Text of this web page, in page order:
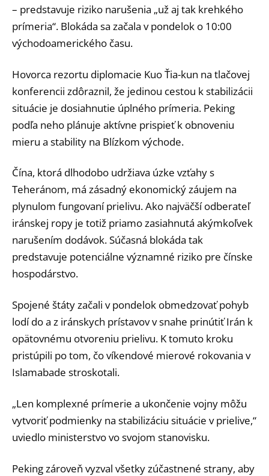
– predstavuje riziko narušenia „už aj tak krehkého
prímeria“. Blokáda sa začala v pondelok o 10:00
východoamerického času.
Hovorca rezortu diplomacie Kuo Ťia-kun na tlačovej
konferencii zdôraznil, že jedinou cestou k stabilizácii
situácie je dosiahnutie úplného prímeria. Peking
podľa neho plánuje aktívne prispieť k obnoveniu
mieru a stability na Blízkom východe.
Čína, ktorá dlhodobo udržiava úzke vzťahy s
Teheránom, má zásadný ekonomický záujem na
plynulom fungovaní prielivu. Ako najväčší odberateľ
iránskej ropy je totiž priamo zasiahnutá akýmkoľvek
narušením dodávok. Súčasná blokáda tak
predstavuje potenciálne významné riziko pre čínske
hospodárstvo.
Spojené štáty začali v pondelok obmedzovať pohyb
lodí do a z iránskych prístavov v snahe prinútiť Irán k
opätovnému otvoreniu prielivu. K tomuto kroku
pristúpili po tom, čo víkendové mierové rokovania v
Islamabade stroskotali.
„Len komplexné prímerie a ukončenie vojny môžu
vytvoriť podmienky na stabilizáciu situácie v prielive,“
uviedlo ministerstvo vo svojom stanovisku.
Peking zároveň vyzval všetky zúčastnené strany, aby